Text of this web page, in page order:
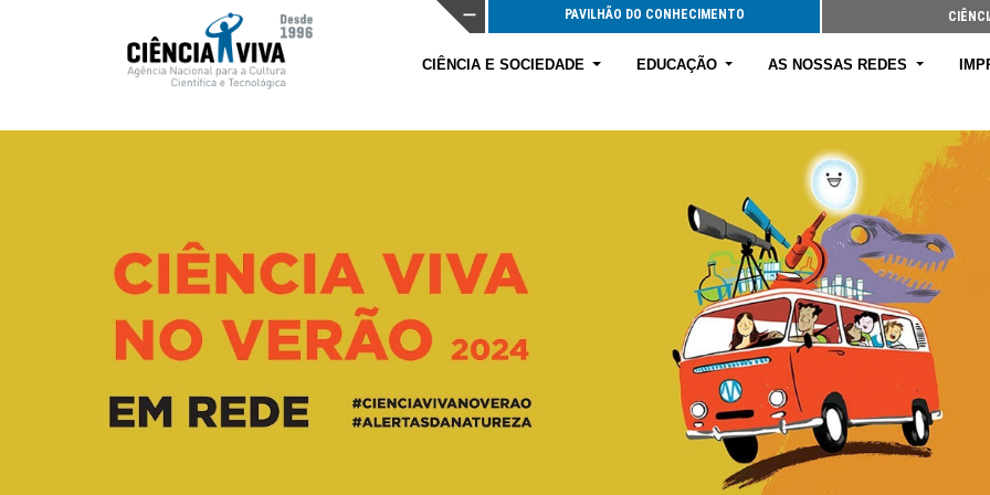
PAVILHÃO DO CONHECIMENTO
CIÊNCIA E SOCIEDADE EDUCAÇÃO AS NOSSAS REDES